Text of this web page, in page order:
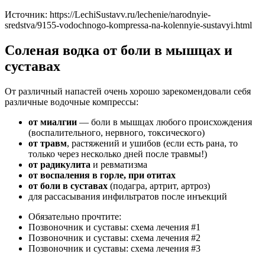
Источник: https://LechiSustavv.ru/lechenie/narodnyie-
sredstva/9155-vodochnogo-kompressa-na-kolennyie-sustavyi.html
Соленая водка от боли в мышцах и
суставах
От различный напастей очень хорошо зарекомендовали себя
различные водочные компрессы:
от миалгии — боли в мышцах любого происхождения
(воспалительного, нервного, токсического)
от травм, растяжений и ушибов (если есть рана, то
только через несколько дней после травмы!)
от радикулита и ревматизма
от воспаления в горле, при отитах
от боли в суставах (подагра, артрит, артроз)
для рассасывания инфильтратов после инъекций
Обязательно прочтите:
Позвоночник и суставы: схема лечения #1
Позвоночник и суставы: схема лечения #2
Позвоночник и суставы: схема лечения #3